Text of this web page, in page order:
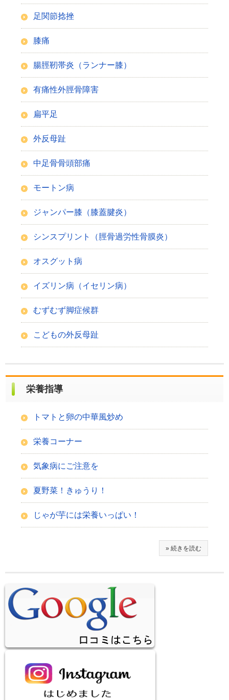
足関節捻挫
膝痛
腸脛靭帯炎（ランナー膝）
有痛性外脛骨障害
扁平足
外反母趾
中足骨骨頭部痛
モートン病
ジャンパー膝（膝蓋腱炎）
シンスプリント（脛骨過労性骨膜炎）
オスグット病
イズリン病（イセリン病）
むずむず脚症候群
こどもの外反母趾
栄養指導
トマトと卵の中華風炒め
栄養コーナー
気象病にご注意を
夏野菜！きゅうり！
じゃが芋には栄養いっぱい！
» 続きを読む